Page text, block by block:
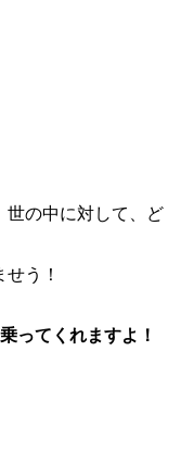
世の中に対して、ど
う！
ってくれますよ！